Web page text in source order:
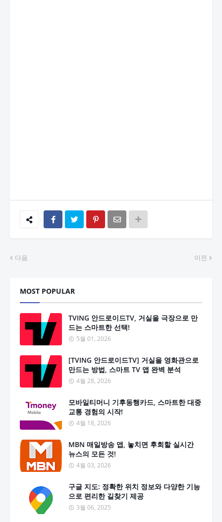
다음 이전
MOST POPULAR
TVING 안드로이드TV, 거실을 극장으로 만
드는 스마트한 선택!
5월 01, 2026
[TVING 안드로이드TV] 거실을 영화관으로
만드는 방법, 스마트 TV 앱 완벽 분석
4월 28, 2026
모바일티머니 기후동행카드, 스마트한 대중
교통 경험의 시작!
4월 18, 2026
MBN 매일방송 앱, 놓치면 후회할 실시간
뉴스의 모든 것!
4월 03, 2026
구글 지도: 정확한 위치 정보와 다양한 기능
으로 편리한 길찾기 제공
3월 06, 2025